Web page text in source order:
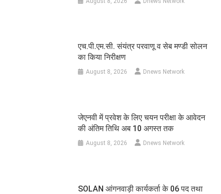
एच.पी.एम.सी. संयंत्र परवाणू व सेब मण्डी सोलन
का किया निरीक्षण
August 8, 2026 Dnews Network
जेएनवी में प्रवेश के लिए चयन परीक्षा के आवेदन
की अंतिम तिथि अब 10 अगस्त तक
August 8, 2026 Dnews Network
SOLAN आंगनवाड़ी कार्यकर्ता के 06 पद तथा